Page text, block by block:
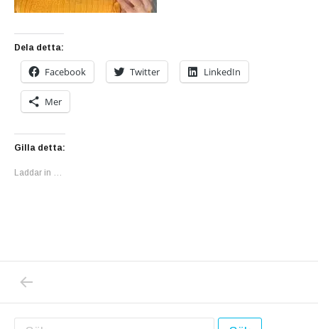
Dela detta:
Facebook Twitter LinkedIn
Mer
Gilla detta:
Laddar in …
Inläggsnavigering
Sök efter: